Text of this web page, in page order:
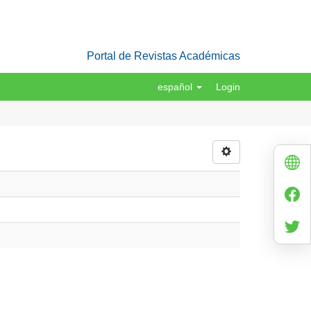
Portal de Revistas Académicas
español Login